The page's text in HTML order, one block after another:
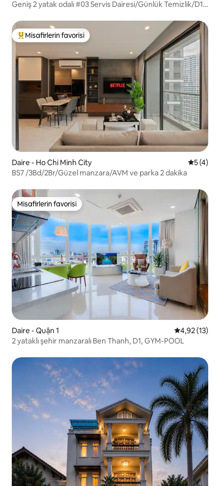
Geniş 2 yatak odalı #03 Servis Dairesi/Günlük Temizlik/D1-
Misafirlerin favorilerinden en beğenilenler arasında
Misafirlerin favorisi
Daire - Ho Chi Minh City 55 (4)
BS7 /3Bd/2Br/Güzel manzara/AVM ve parka 2 dakika
Misafirlerin favorisi
Misafirlerin favorisi
Daire - Quận 1 5 üzerinden
4,92 (13)
2 yataklı şehir manzaralı Ben Thanh, D1, GYM-POOL